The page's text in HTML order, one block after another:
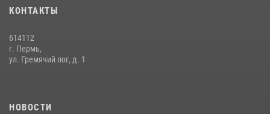
05 августа 2026, 10:11
В подразделениях военного института проведено военно-
политическое информирование на тему: «28 июля – День памяти
равноапостольного великого князя Владимира – крестителя Руси,
03 августа 2026, 06:00
КОНТАКТЫ
614112
г. Пермь,
ул. Гремячий лог, д. 1
НОВОСТИ